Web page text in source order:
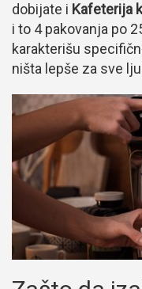
dobijate i Kafeterija
i to 4 pakovanja po
karakterišu
ništa lepše za sve